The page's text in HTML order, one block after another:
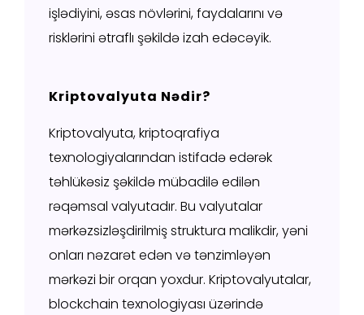
işlədiyini, əsas növlərini, faydalarını və
risklərini ətraflı şəkildə izah edəcəyik.
Kriptovalyuta Nədir?
Kriptovalyuta, kriptoqrafiya
texnologiyalarından istifadə edərək
təhlükəsiz şəkildə mübadilə edilən
rəqəmsal valyutadır. Bu valyutalar
mərkəzsizləşdirilmiş struktura malikdir, yəni
onları nəzarət edən və tənzimləyən
mərkəzi bir orqan yoxdur. Kriptovalyutalar,
blockchain texnologiyası üzərində